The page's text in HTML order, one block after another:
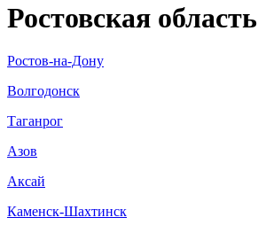
Ростовская область
Ростов-на-Дону
Волгодонск
Таганрог
Азов
Аксай
Каменск-Шахтинск